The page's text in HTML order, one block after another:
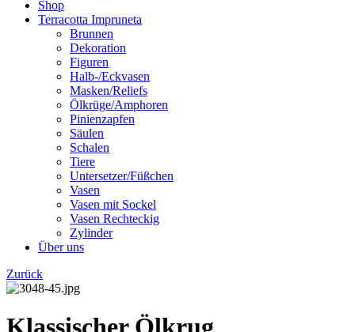
Shop
Terracotta Impruneta
Brunnen
Dekoration
Figuren
Halb-/Eckvasen
Masken/Reliefs
Ölkrüge/Amphoren
Pinienzapfen
Säulen
Schalen
Tiere
Untersetzer/Füßchen
Vasen
Vasen mit Sockel
Vasen Rechteckig
Zylinder
Über uns
Zurück